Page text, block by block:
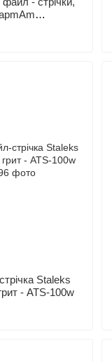
150
Staleks
- ATS-100w